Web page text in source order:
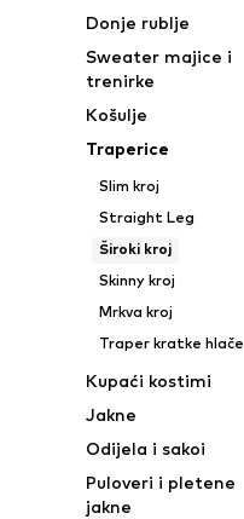
Donje rublje
Sweater majice i
trenirke
Košulje
Traperice
Slim kroj
Straight Leg
Široki kroj
Skinny kroj
Mrkva kroj
Traper kratke hlače
Kupaći kostimi
Jakne
Odijela i sakoi
Puloveri i pletene
jakne